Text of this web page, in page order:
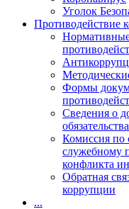
Уголок
Противодействие
Формы
Сведения о
Комиссия по
служебному
конфликта
Обратная
коррупции
...